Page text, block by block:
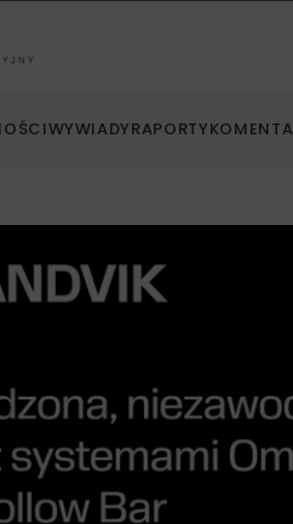
WYWIADYRAPORTY